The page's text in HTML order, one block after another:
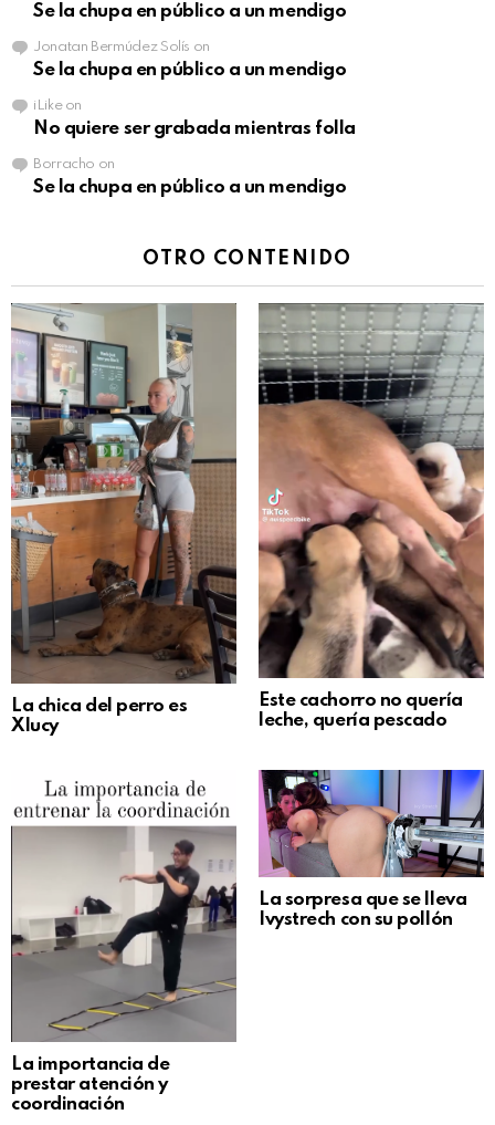
Se la chupa en público a un mendigo
Jonatan Bermúdez Solís on
Se la chupa en público a un mendigo
iLikeon
No quiere ser grabada mientras folla
Borracho on
Se la chupa en público a un mendigo
OTRO CONTENIDO
La chica del perro es
Xlucy
Este cachorro no quería
leche, quería pescado
La importancia de
prestar atención y
coordinación
La sorpresa que se lleva
Ivystrech con su pollón